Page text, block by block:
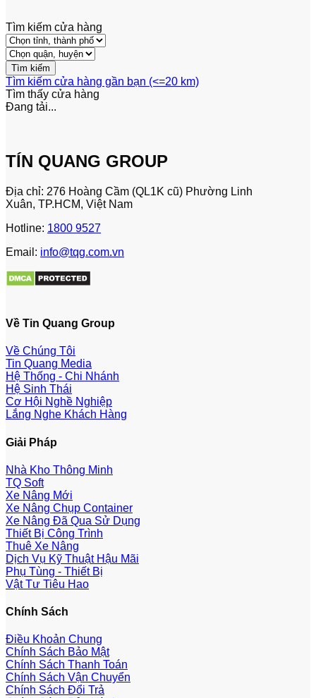
Tìm kiếm cửa hàng
Tìm kiếm cửa hàng gần bạn (<=20 km)
Tìm thấy cửa hàng
Đang tải...
TÍN QUANG GROUP
Địa chỉ: 276 Hoàng Cầm (QL1K cũ) Phường Linh
Xuân, TP.HCM, Việt Nam
Hotline: 1800 9527
Email: info@tqg.com.vn
Về Tin Quang Group
Về Chúng Tôi
Tin Quang Media
Hệ Thống - Chi Nhánh
Hệ Sinh Thái
Cơ Hội Nghề Nghiệp
Lắng Nghe Khách Hàng
Giải Pháp
Nhà Kho Thông Minh
TQ Soft
Xe Nâng Mới
Xe Nâng Chụp Container
Xe Nâng Đã Qua Sử Dụng
Thiết Bị Công Trình
Thuê Xe Nâng
Dịch Vụ Kỹ Thuật Hậu Mãi
Phụ Tùng - Thiết Bị
Vật Tư Tiêu Hao
Chính Sách
Điều Khoản Chung
Chính Sách Bảo Mật
Chính Sách Thanh Toán
Chính Sách Vận Chuyển
Chính Sách Đổi Trả